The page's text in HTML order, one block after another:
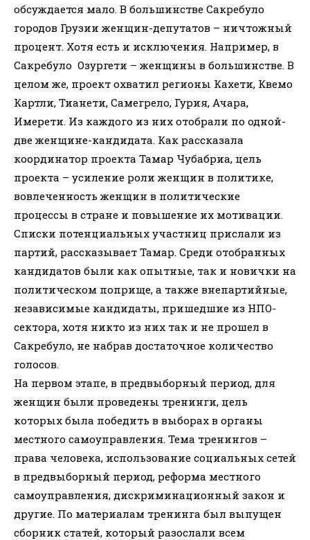
обсуждается мало. В большинстве Сакребуло
городов Грузии женщин-депутатов – ничтожный
процент. Хотя есть и исключения. Например, в
Сакребуло Озургети – женщины в большинстве. В
целом же, проект охватил регионы Кахети, Квемо
Картли, Тианети, Самегрело, Гурия, Ачара,
Имерети. Из каждого из них отобрали по одной-
две женщине-кандидата. Как рассказала
координатор проекта Тамар Чубабриа, цель
проекта – усиление роли женщин в политике,
вовлеченность женщин в политические
процессы в стране и повышение их мотивации.
Списки потенциальных участниц прислали из
партий, рассказывает Тамар. Среди отобранных
кандидатов были как опытные, так и новички на
политическом поприще, а также внепартийные,
независимые кандидаты, пришедшие из НПО-
сектора, хотя никто из них так и не прошел в
Сакребуло, не набрав достаточное количество
голосов.
На первом этапе, в предвыборный период, для
женщин были проведены тренинги, цель
которых была победить в выборах в органы
местного самоуправления. Тема тренингов –
права человека, использование социальных сетей
в предвыборный период, реформа местного
самоуправления, дискриминационный закон и
другие. По материалам тренинга был выпущен
сборник статей, который разослали всем